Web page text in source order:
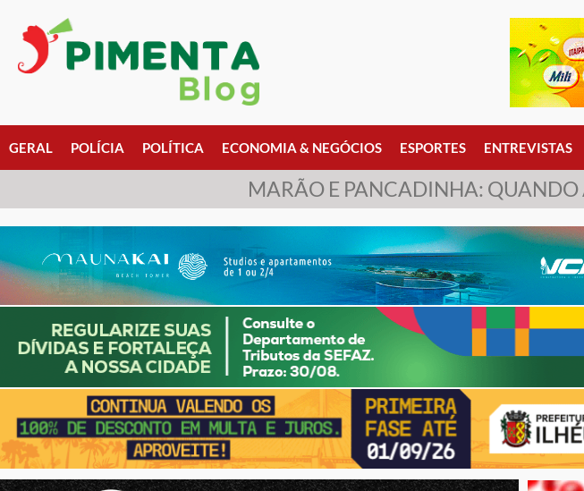
GERAL POLÍCIA POLÍTICA ECONOMIA & NEGÓCIOS ESPORTES ENTREVISTAS
MARÃO E PANCADINHA: QUANDO